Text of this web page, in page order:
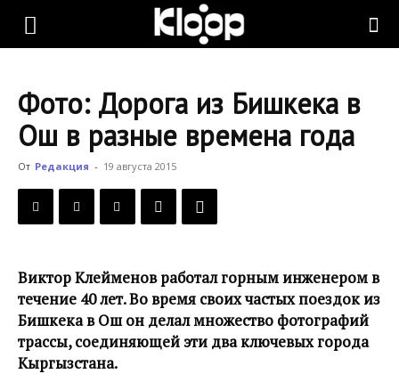
KLOOP.KG
Новости
Фото: Дорога из Бишкека в
Ош в разные времена года
От Редакция - 19 августа 2015
Виктор Клейменов работал горным инженером в
течение 40 лет. Во время своих частых поездок из
Бишкека в Ош он делал множество фотографий
трассы, соединяющей эти два ключевых города
Кыргызстана.